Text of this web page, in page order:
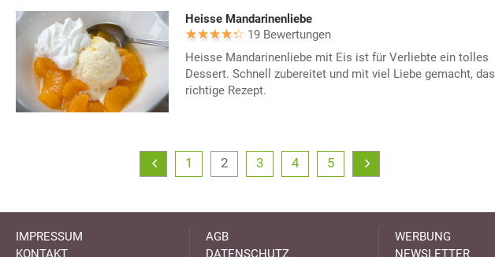
Heisse Mandarinenliebe
19 Bewertungen
Heisse Mandarinenliebe mit Eis ist für Verliebte ein tolles
Dessert. Schnell zubereitet und mit viel Liebe gemacht, das
richtige Rezept.
1 2 3 4 5
IMPRESSUM
KONTAKT
AGB
DATENSCHUTZ
WERBUNG
NEWSLETTER